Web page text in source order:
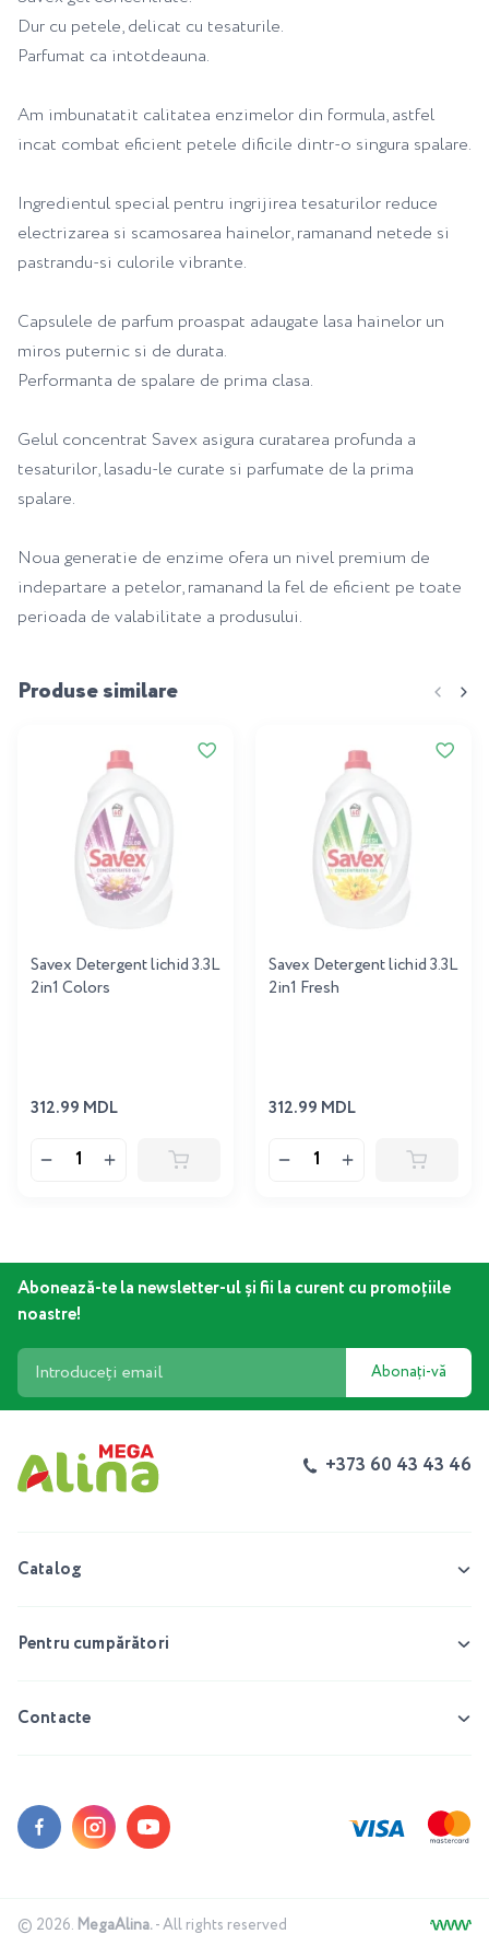
Dur cu petele, delicat cu tesaturile.
Parfumat ca intotdeauna.
Am imbunatatit calitatea enzimelor din formula, astfel
incat combat eficient petele dificile dintr-o singura spalare.
Ingredientul special pentru ingrijirea tesaturilor reduce
electrizarea si scamosarea hainelor, ramanand netede si
pastrandu-si culorile vibrante.
Capsulele de parfum proaspat adaugate lasa hainelor un
miros puternic si de durata.
Performanta de spalare de prima clasa.
Gelul concentrat Savex asigura curatarea profunda a
tesaturilor, lasadu-le curate si parfumate de la prima
spalare.
Noua generatie de enzime ofera un nivel premium de
indepartare a petelor, ramanand la fel de eficient pe toate
perioada de valabilitate a produsului.
Produse similare
Savex Detergent lichid 3.3L
2in1 Colors
312.99 MDL
Savex Detergent lichid 3.3L
2in1 Fresh
312.99 MDL
Abonează-te la newsletter-ul și fii la curent cu promoțiile
noastre!
Abonați-vă
+373 60 43 43 46
Catalog
Pentru cumpărători
Contacte
© 2026. MegaAlina.- All rights reserved